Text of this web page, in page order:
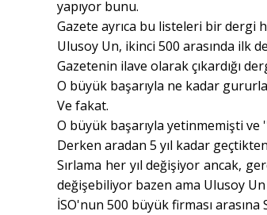
yapıyor bunu.
Gazete ayrıca bu listeleri bir dergi
Ulusoy Un, ikinci 500 arasında ilk
Gazetenin ilave olarak çıkardığı
O büyük başarıyla ne kadar
Ve fakat.
O büyük başarıyla yetinmemişti ve
Derken aradan 5 yıl kadar
Sırlama her yıl değişiyor ancak,
değişebiliyor bazen ama Ulusoy Un
İSO'nun 500 büyük firması